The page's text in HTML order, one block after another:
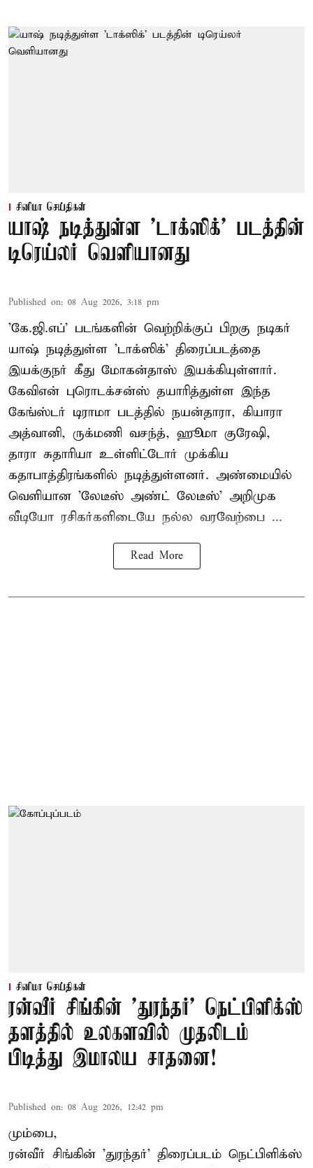
சினிமா செய்திகள்
யாஷ் நடித்துள்ள 'டாக்‌ஸிக்' படத்தின்
டிரெய்லர் வெளியானது
Published on: 08 Aug 2026, 3:18 pm
'கே.ஜி.எப்' படங்களின் வெற்றிக்குப் பிறகு நடிகர்
யாஷ் நடித்துள்ள 'டாக்ஸிக்' திரைப்படத்தை
இயக்குநர் கீது மோகன்தாஸ் இயக்கியுள்ளார்.
கேவிஎன் புரொடக்சன்ஸ் தயாரித்துள்ள இந்த
கேங்ஸ்டர் டிராமா படத்தில் நயன்தாரா, கியாரா
அத்வானி, ருக்மணி வசந்த், ஹூமா குரேஷி,
தாரா சுதாரியா உள்ளிட்டோர் முக்கிய
கதாபாத்திரங்களில் நடித்துள்ளனர். அண்மையில்
வெளியான 'லேடீஸ் அண்ட் லேடீஸ்' அறிமுக
வீடியோ ரசிகர்களிடையே நல்ல வரவேற்பை ...
Read More
சினிமா செய்திகள்
ரன்வீர் சிங்கின் 'துரந்தர்' நெட்பிளிக்ஸ்
தளத்தில் உலகளவில் முதலிடம்
பிடித்து இமாலய சாதனை!
Published on: 08 Aug 2026, 12:42 pm
மும்பை,
ரன்வீர் சிங்கின் 'துரந்தர்' திரைப்படம் நெட்பிளிக்ஸ்